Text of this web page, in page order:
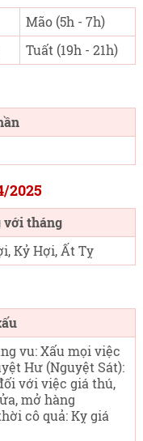
Mão (5h - 7h)
Tuất (19h - 21h)
2025
với tháng
Kỷ Hợi, Ất Tỵ
vu: Xấu mọi việc
Hư (Nguyệt Sát):
với việc giá thú,
mở hàng
cô quả: Kỵ giá